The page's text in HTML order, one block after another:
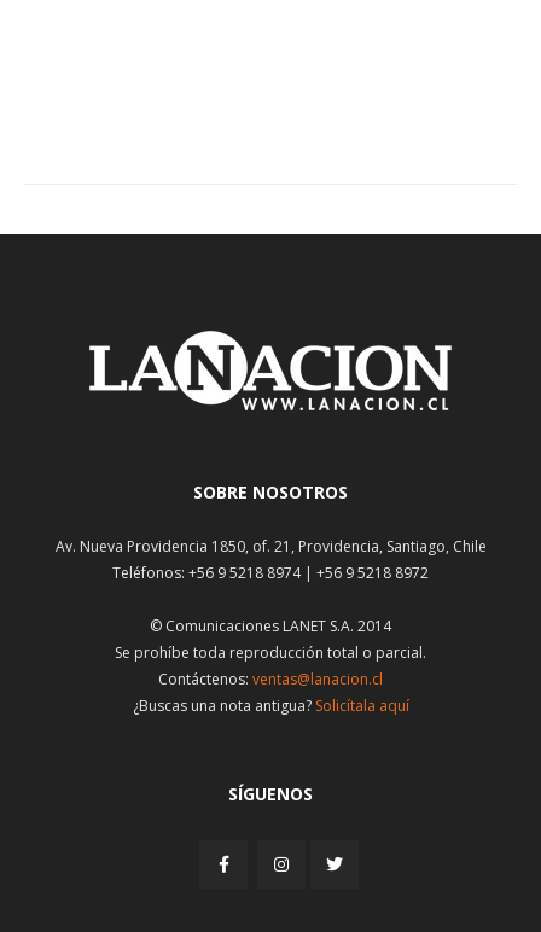
SOBRE NOSOTROS
Av. Nueva Providencia 1850, of. 21, Providencia, Santiago, Chile
Teléfonos: +56 9 5218 8974 | +56 9 5218 8972
© Comunicaciones LANET S.A. 2014
Se prohíbe toda reproducción total o parcial.
Contáctenos: ventas@lanacion.cl
¿Buscas una nota antigua? Solicítala aquí
SÍGUENOS